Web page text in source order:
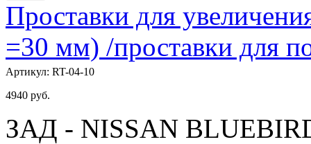
Проставки для
=30 мм) /проставки для
Артикул: RT-04-10
4940 руб.
ЗАД - NISSAN